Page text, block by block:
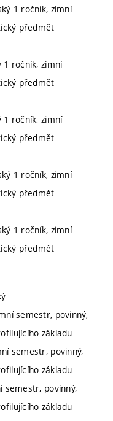
1 ročník, zimní
předmět
1 ročník, zimní
předmět
1 ročník, zimní
předmět
1 ročník, zimní
předmět
1 ročník, zimní
předmět
semestr, povinný,
základu
semestr, povinný,
základu
semestr, povinný,
základu